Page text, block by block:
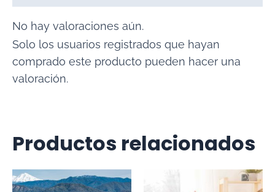
No hay valoraciones aún.
Solo los usuarios registrados que hayan
comprado este producto pueden hacer una
valoración.
Productos relacionados